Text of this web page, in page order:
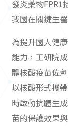
發炎藥物FPR1
我國在關鍵生
為提升國人健
能力，工研院
體核酸疫苗佐
以核酸形式攜
時啟動抗體生
苗的保護效果